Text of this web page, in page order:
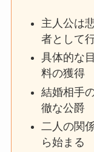
主人公は
者として
具体的な
料の獲得
結婚相手
徹な公爵
二人の関
ら始まる